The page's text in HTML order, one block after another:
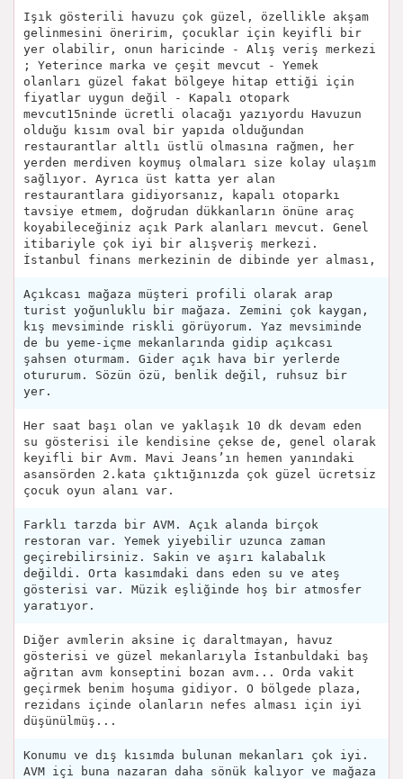
Işık gösterili havuzu çok güzel, özellikle akşam
gelinmesini öneririm, çocuklar için keyifli bir
yer olabilir, onun haricinde - Alış veriş merkezi
; Yeterince marka ve çeşit mevcut - Yemek
olanları güzel fakat bölgeye hitap ettiği için
fiyatlar uygun değil - Kapalı otopark
mevcut15ninde ücretli olacağı yazıyordu Havuzun
olduğu kısım oval bir yapıda olduğundan
restaurantlar altlı üstlü olmasına rağmen, her
yerden merdiven koymuş olmaları size kolay ulaşım
sağlıyor. Ayrıca üst katta yer alan
restaurantlara gidiyorsanız, kapalı otoparkı
tavsiye etmem, doğrudan dükkanların önüne araç
koyabileceğiniz açık Park alanları mevcut. Genel
itibariyle çok iyi bir alışveriş merkezi.
İstanbul finans merkezinin de dibinde yer alması,
Açıkcası mağaza müşteri profili olarak arap
turist yoğunluklu bir mağaza. Zemini çok kaygan,
kış mevsiminde riskli görüyorum. Yaz mevsiminde
de bu yeme-içme mekanlarında gidip açıkcası
şahsen oturmam. Gider açık hava bir yerlerde
otururum. Sözün özü, benlik değil, ruhsuz bir
yer.
Her saat başı olan ve yaklaşık 10 dk devam eden
su gösterisi ile kendisine çekse de, genel olarak
keyifli bir Avm. Mavi Jeans’ın hemen yanındaki
asansörden 2.kata çıktığınızda çok güzel ücretsiz
çocuk oyun alanı var.
Farklı tarzda bir AVM. Açık alanda birçok
restoran var. Yemek yiyebilir uzunca zaman
geçirebilirsiniz. Sakin ve aşırı kalabalık
değildi. Orta kasımdaki dans eden su ve ateş
gösterisi var. Müzik eşliğinde hoş bir atmosfer
yaratıyor.
Diğer avmlerin aksine i̇ç daraltmayan, havuz
gösterisi ve güzel mekanlarıyla İstanbuldaki baş
ağrıtan avm konseptini bozan avm... Orda vakit
geçirmek benim hoşuma gidiyor. O bölgede plaza,
rezidans içinde olanların nefes alması için iyi
düşünülmüş...
Konumu ve dış kısımda bulunan mekanları çok iyi.
AVM içi buna nazaran daha sönük kalıyor ve mağaza